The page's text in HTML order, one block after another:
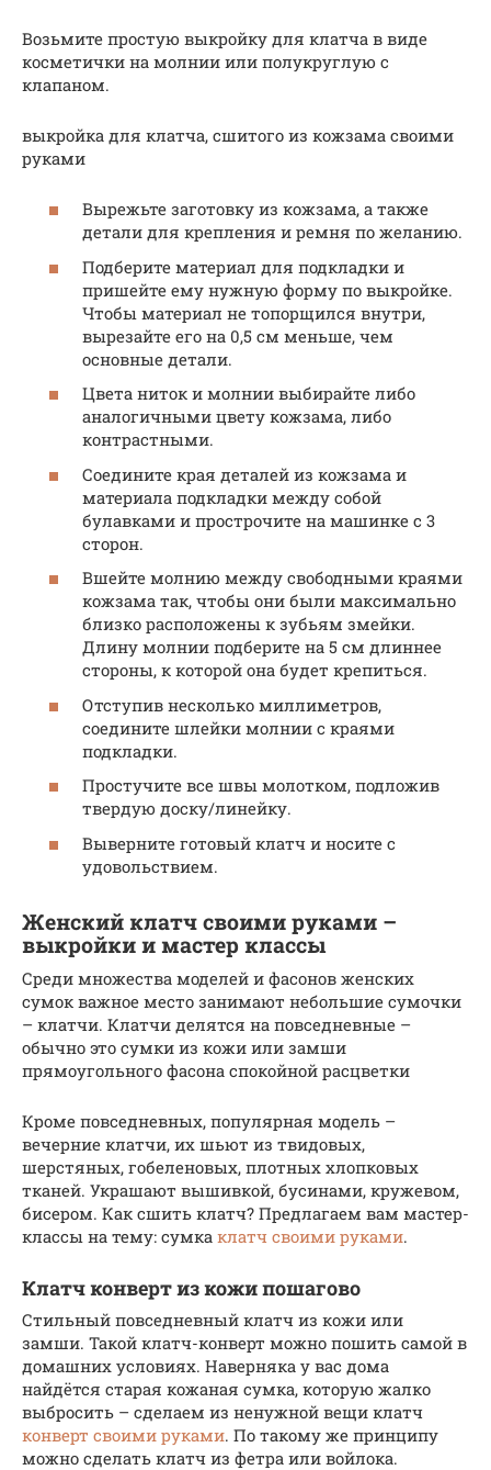
Возьмите простую выкройку для клатча в виде
косметички на молнии или полукруглую с
клапаном.
выкройка для клатча, сшитого из кожзама своими
руками
Вырежьте заготовку из кожзама, а также
детали для крепления и ремня по желанию.
Подберите материал для подкладки и
пришейте ему нужную форму по выкройке.
Чтобы материал не топорщился внутри,
вырезайте его на 0,5 см меньше, чем
основные детали.
Цвета ниток и молнии выбирайте либо
аналогичными цвету кожзама, либо
контрастными.
Соедините края деталей из кожзама и
материала подкладки между собой
булавками и прострочите на машинке с 3
сторон.
Вшейте молнию между свободными краями
кожзама так, чтобы они были максимально
близко расположены к зубьям змейки.
Длину молнии подберите на 5 см длиннее
стороны, к которой она будет крепиться.
Отступив несколько миллиметров,
соедините шлейки молнии с краями
подкладки.
Простучите все швы молотком, подложив
твердую доску/линейку.
Выверните готовый клатч и носите с
удовольствием.
Женский клатч своими руками –
выкройки и мастер классы
Среди множества моделей и фасонов женских
сумок важное место занимают небольшие сумочки
– клатчи. Клатчи делятся на повседневные –
обычно это сумки из кожи или замши
прямоугольного фасона спокойной расцветки
Кроме повседневных, популярная модель –
вечерние клатчи, их шьют из твидовых,
шерстяных, гобеленовых, плотных хлопковых
тканей. Украшают вышивкой, бусинами, кружевом,
бисером. Как сшить клатч? Предлагаем вам мастер-
классы на тему: сумка клатч своими руками.
Клатч конверт из кожи пошагово
Стильный повседневный клатч из кожи или
замши. Такой клатч-конверт можно пошить самой в
домашних условиях. Наверняка у вас дома
найдётся старая кожаная сумка, которую жалко
выбросить – сделаем из ненужной вещи клатч
конверт своими руками. По такому же принципу
можно сделать клатч из фетра или войлока.